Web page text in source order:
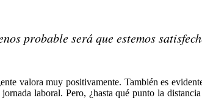
probable será que estemos
valora muy positivamente. También es
laboral. Pero, ¿hasta qué punto la